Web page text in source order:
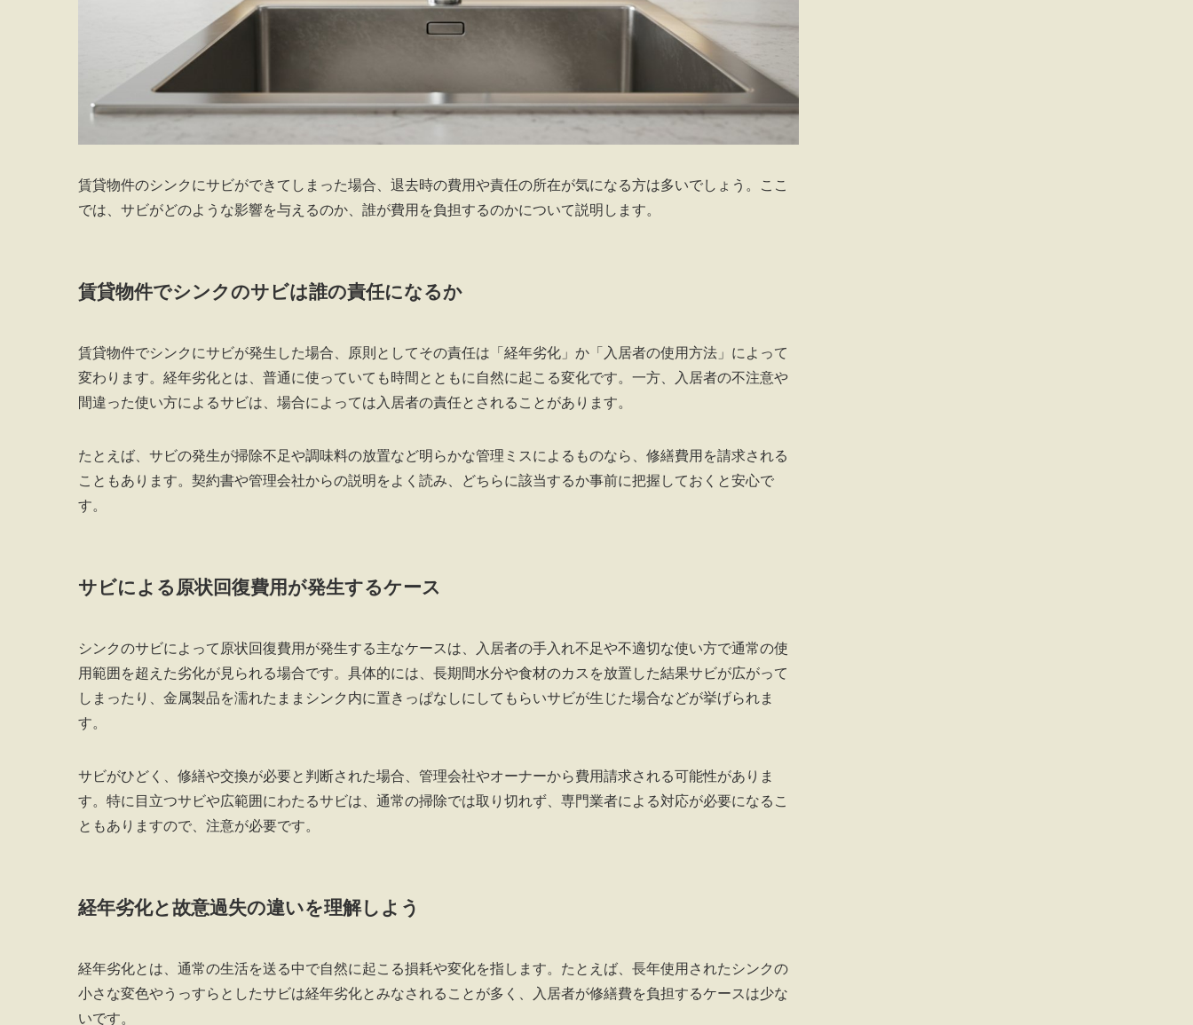
賃貸物件のシンクにサビができてしまった場合、退去時の費用や責任の所在が気になる方は多いでしょう。ここ
では、サビがどのような影響を与えるのか、誰が費用を負担するのかについて説明します。
賃貸物件でシンクのサビは誰の責任になるか
賃貸物件でシンクにサビが発生した場合、原則としてその責任は「経年劣化」か「入居者の使用方法」によって
変わります。経年劣化とは、普通に使っていても時間とともに自然に起こる変化です。一方、入居者の不注意や
間違った使い方によるサビは、場合によっては入居者の責任とされることがあります。
たとえば、サビの発生が掃除不足や調味料の放置など明らかな管理ミスによるものなら、修繕費用を請求される
こともあります。契約書や管理会社からの説明をよく読み、どちらに該当するか事前に把握しておくと安心で
す。
サビによる原状回復費用が発生するケース
シンクのサビによって原状回復費用が発生する主なケースは、入居者の手入れ不足や不適切な使い方で通常の使
用範囲を超えた劣化が見られる場合です。具体的には、長期間水分や食材のカスを放置した結果サビが広がって
しまったり、金属製品を濡れたままシンク内に置きっぱなしにしてもらいサビが生じた場合などが挙げられま
す。
サビがひどく、修繕や交換が必要と判断された場合、管理会社やオーナーから費用請求される可能性がありま
す。特に目立つサビや広範囲にわたるサビは、通常の掃除では取り切れず、専門業者による対応が必要になるこ
ともありますので、注意が必要です。
経年劣化と故意過失の違いを理解しよう
経年劣化とは、通常の生活を送る中で自然に起こる損耗や変化を指します。たとえば、長年使用されたシンクの
小さな変色やうっすらとしたサビは経年劣化とみなされることが多く、入居者が修繕費を負担するケースは少な
いです。